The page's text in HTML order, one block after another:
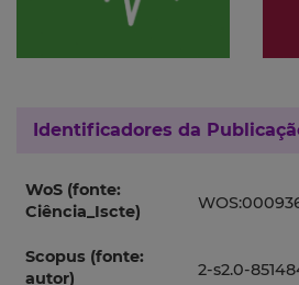
Identificadores da
WoS (fonte:
Ciência_Iscte)
Scopus (fonte:
autor)
2-s2.0-